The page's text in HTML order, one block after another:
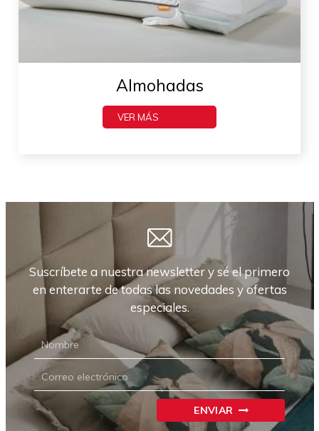
Almohadas
VER MÁS
Suscríbete a nuestra newsletter y sé el primero
en enterarte de todas las novedades y ofertas
especiales.
NEWSLETTER
CARRIÓN
ENVIAR